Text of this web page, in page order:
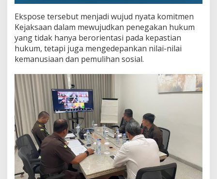
Ekspose tersebut menjadi wujud nyata komitmen
Kejaksaan dalam mewujudkan penegakan hukum
yang tidak hanya berorientasi pada kepastian
hukum, tetapi juga mengedepankan nilai-nilai
kemanusiaan dan pemulihan sosial.